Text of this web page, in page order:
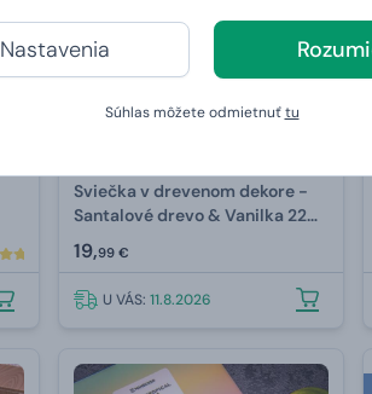
Nastavenia
Súhlas môžete odmietnuťtu
Sviečka v drevenom dekore -
Santalové drevo & Vanilka 220
g
19,99 €
U VÁS: 11.8.2026